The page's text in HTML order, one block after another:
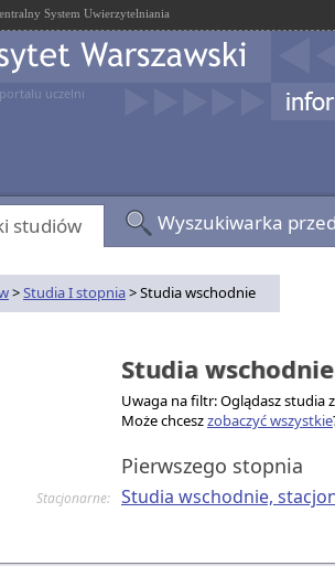
System Uwierzytelniania
uczelni
studiów Wyszukiwarka
>Studia I stopnia> Studia wschodnie
Studia
Uwaga na filtr: Oglądasz studia
Może chceszzobaczyć wszystkie
Pierwszego stopnia
Stacjonarne: Studia wschodnie,